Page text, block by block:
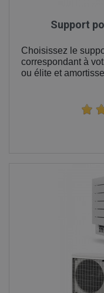
Support
Choisissez le
correspondant à
ou élite et